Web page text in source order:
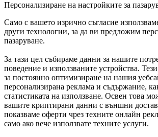
Персонализиране на настройките за
Само с вашето изрично съгласие
други технологии, за да ви предложим
пазаруване.
За тази цел събираме данни за нашите
поведение и използваните устройства.
за постоянно оптимизиране на нашия
персонализирана реклама и съдържание,
статистиката на използване. Освен това
вашите криптирани данни с външни
показваме оферти чрез техните онлайн
само ако вече използвате техните услуги.